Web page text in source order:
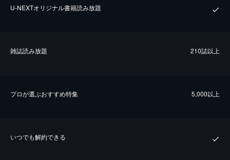
U-NEXTオリジナル書籍読み放題
雑誌読み放題 210誌以上
プロが選ぶおすすめ特集 5,000以上
いつでも解約できる